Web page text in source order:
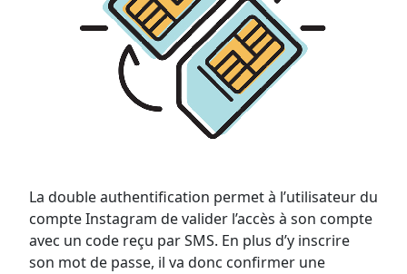
La double authentification permet à l’utilisateur du
compte Instagram de valider l’accès à son compte
avec un code reçu par SMS. En plus d’y inscrire
son mot de passe, il va donc confirmer une